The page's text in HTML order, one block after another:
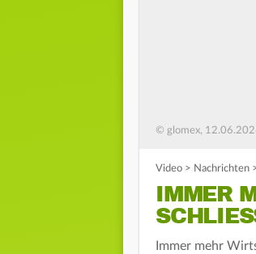
© glomex,
Video > Nachrichten
IMMER
Immer mehr